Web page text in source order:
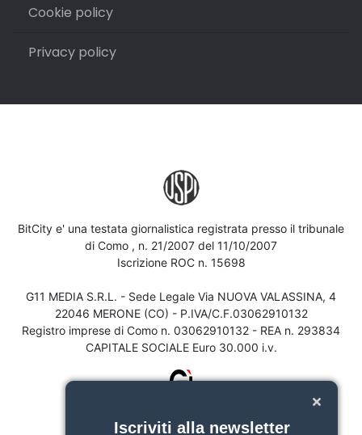
Cookie policy
Privacy policy
BitCity e' una testata giornalistica registrata presso il tribunale
di Como , n. 21/2007 del 11/10/2007
Iscrizione ROC n. 15698
G11 MEDIA S.R.L. - Sede Legale Via NUOVA VALASSINA, 4
22046 MERONE (CO) - P.IVA/C.F.03062910132
Registro imprese di Como n. 03062910132 - REA n. 293834
CAPITALE SOCIALE Euro 30.000 i.v.
Iscriviti alla newsletter